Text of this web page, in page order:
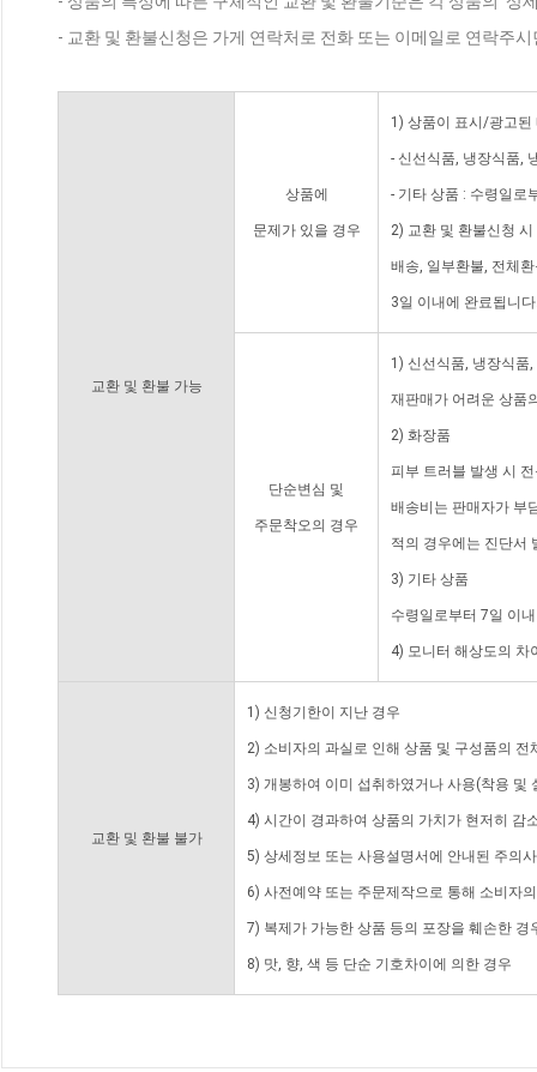
- 교환 및 환불신청은 가게 연락처로 전화 또는 이메일로 연락주
교환 및 환불 가능
상품에
문제가 있을 경우
1) 상품이 표시/광고된
- 신선식품, 냉장식품,
- 기타 상품 : 수령일로
2) 교환 및 환불신청
배송, 일부환불, 전체
3일 이내에 완료됩니
단순변심 및
주문착오의 경우
1) 신선식품, 냉장식품
재판매가 어려운 상품
2) 화장품
피부 트러블 발생 시
배송비는 판매자가 부
적의 경우에는 진단서
3) 기타 상품
수령일로부터 7일 이
4) 모니터 해상도의 차
교환 및 환불 불가
1) 신청기한이 지난 경우
2) 소비자의 과실로 인해 상품 및 구성품의
3) 개봉하여 이미 섭취하였거나 사용(착용 및
4) 시간이 경과하여 상품의 가치가 현저히 감
5) 상세정보 또는 사용설명서에 안내된 주의
6) 사전예약 또는 주문제작으로 통해 소비자
7) 복제가 가능한 상품 등의 포장을 훼손한 경
8) 맛, 향, 색 등 단순 기호차이에 의한 경우